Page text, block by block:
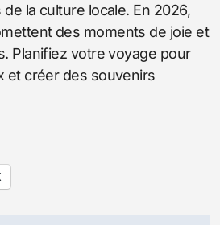
la culture locale. En 2026,
des moments de joie et
Planifiez votre voyage pour
et créer des souvenirs